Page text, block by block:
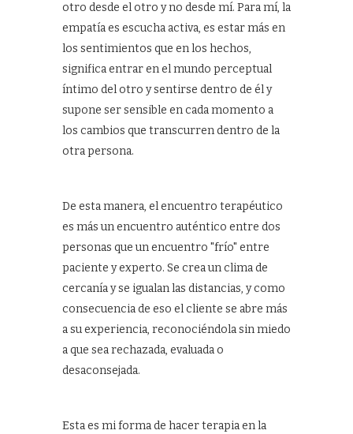
otro desde el otro y no desde mí. Para mí, la
empatía es escucha activa, es estar más en
los sentimientos que en los hechos,
significa entrar en el mundo perceptual
íntimo del otro y sentirse dentro de él y
supone ser sensible en cada momento a
los cambios que transcurren dentro de la
otra persona.
De esta manera, el encuentro terapéutico
es más un encuentro auténtico entre dos
personas que un encuentro "frío" entre
paciente y experto. Se crea un clima de
cercanía y se igualan las distancias, y como
consecuencia de eso el cliente se abre más
a su experiencia, reconociéndola sin miedo
a que sea rechazada, evaluada o
desaconsejada.
Esta es mi forma de hacer terapia en la